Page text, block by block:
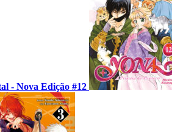
- Nova Edição #12